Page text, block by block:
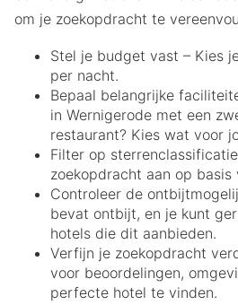
om je zoekopdracht te
Stel je budget vast – Kies
per nacht.
Bepaal belangrijke
in Wernigerode met een
restaurant? Kies wat voor
Filter op
zoekopdracht aan op
Controleer de
bevat ontbijt, en je kunt
hotels die dit aanbieden.
Verfijn je zoekopdracht
voor beoordelingen,
perfecte hotel te vinden.